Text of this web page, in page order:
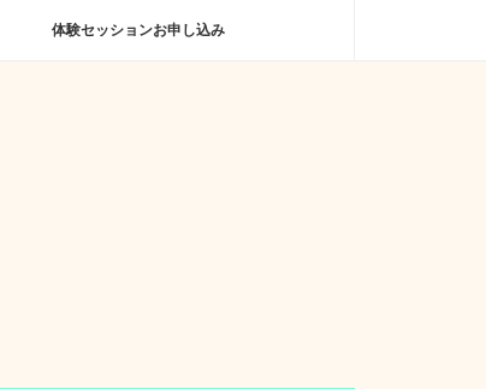
体験セッションお申し込み